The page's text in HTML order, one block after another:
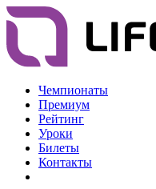
Чемпионаты
Премиум
Рейтинг
Уроки
Билеты
Контакты